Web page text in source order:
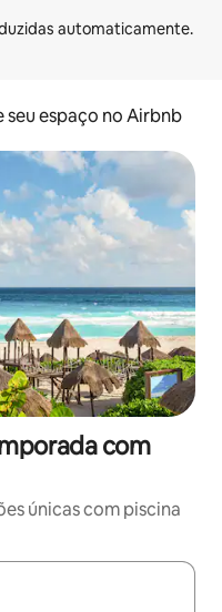
seu espaço no Airbnb
com
únicas com piscina
explore-os